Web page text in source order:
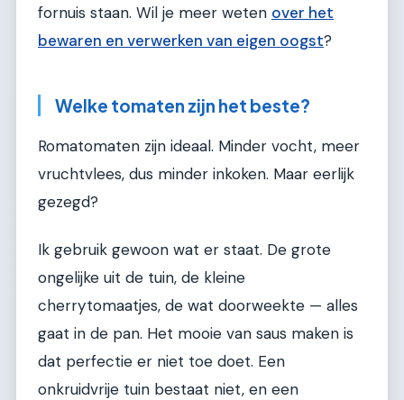
fornuis staan. Wil je meer weten over het
bewaren en verwerken van eigen oogst?
Welke tomaten zijn het beste?
Romatomaten zijn ideaal. Minder vocht, meer
vruchtvlees, dus minder inkoken. Maar eerlijk
gezegd?
Ik gebruik gewoon wat er staat. De grote
ongelijke uit de tuin, de kleine
cherrytomaatjes, de wat doorweekte — alles
gaat in de pan. Het mooie van saus maken is
dat perfectie er niet toe doet. Een
onkruidvrije tuin bestaat niet, en een